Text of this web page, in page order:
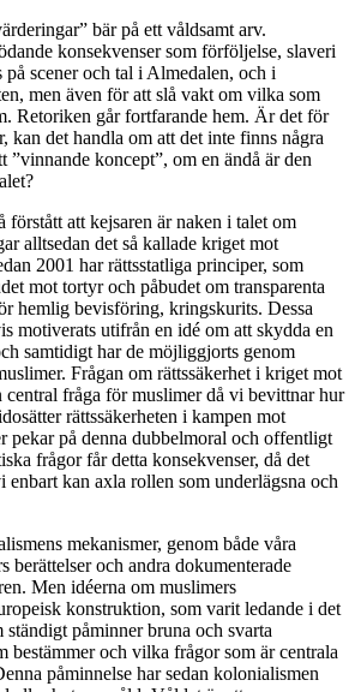
bär på ett våldsamt arv.
konsekvenser som förföljelse, slaveri
scener och tal i Almedalen, och i
men även för att slå vakt om vilka som
Retoriken går fortfarande hem. Är det för
kan det handla om att det inte finns några
”vinnande koncept”, om en ändå är den
förstått att kejsaren är naken i talet om
alltsedan det så kallade kriget mot
2001 har rättsstatliga principer, som
mot tortyr och påbudet om transparenta
hemlig bevisföring, kringskurits. Dessa
motiverats utifrån en idé om att skydda en
samtidigt har de möjliggjorts genom
Frågan om rättssäkerhet i kriget mot
central fråga för muslimer då vi bevittnar hur
rättssäkerheten i kampen mot
pekar på denna dubbelmoral och offentligt
frågor får detta konsekvenser, då det
enbart kan axla rollen som underlägsna och
mekanismer, genom både våra
berättelser och andra dokumenterade
Men idéerna om muslimers
konstruktion, som varit ledande i det
påminner bruna och svarta
bestämmer och vilka frågor som är centrala
påminnelse har sedan kolonialismen